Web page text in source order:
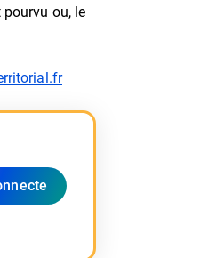
pourvu ou, le